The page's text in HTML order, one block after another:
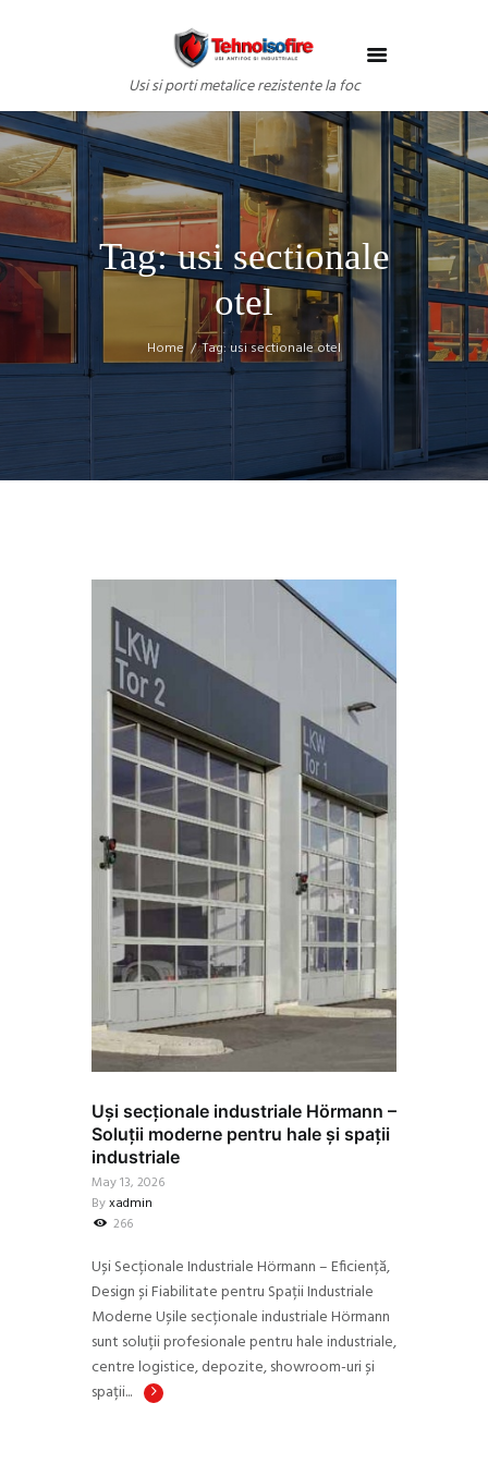
Usi si porti metalice rezistente la foc
Tag: usi sectionale
otel
Home Tag: usi sectionale otel
Uși secționale industriale Hörmann –
Soluții moderne pentru hale și spații
industriale
May 13, 2026
Byxadmin
266
Uși Secționale Industriale Hörmann – Eficiență,
Design și Fiabilitate pentru Spații Industriale
Moderne Ușile secționale industriale Hörmann
sunt soluții profesionale pentru hale industriale,
centre logistice, depozite, showroom-uri și
spații...